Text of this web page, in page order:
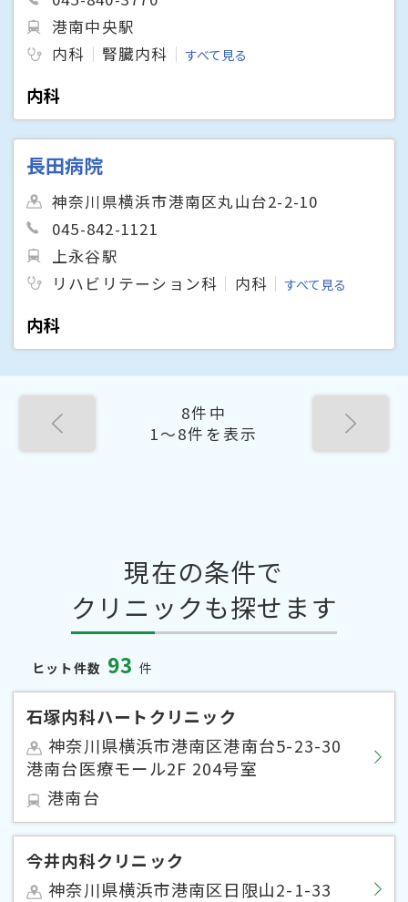
港南中央駅
内科
腎臓内科 すべて見る
内科
長田病院
神奈川県横浜市港南区丸山台2-2-10
045-842-1121
上永谷駅
リハビリテーション科
内科 すべて見る
内科
8件中
1〜8件を表示
現在の条件で
クリニックも探せます
ヒット件数 93 件
石塚内科ハートクリニック
神奈川県横浜市港南区港南台5-23-30
港南台医療モール2F 204号室
港南台
今井内科クリニック
神奈川県横浜市港南区日限山2-1-33